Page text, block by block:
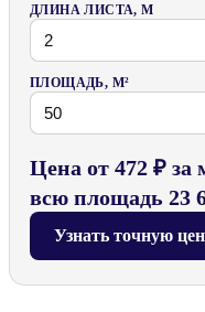
ДЛИНА ЛИСТА, М
ПЛОЩАДЬ, М²
Цена от 472 ₽ за
всю площадь 23
Узнать точную